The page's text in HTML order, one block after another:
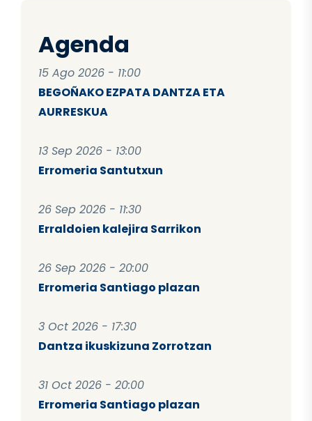
Agenda
15 Ago 2026 - 11:00
BEGOÑAKO EZPATA DANTZA ETA
AURRESKUA
13 Sep 2026 - 13:00
Erromeria Santutxun
26 Sep 2026 - 11:30
Erraldoien kalejira Sarrikon
26 Sep 2026 - 20:00
Erromeria Santiago plazan
3 Oct 2026 - 17:30
Dantza ikuskizuna Zorrotzan
31 Oct 2026 - 20:00
Erromeria Santiago plazan